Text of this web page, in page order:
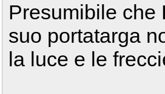
Presumibile che
suo portatarga
la luce e le